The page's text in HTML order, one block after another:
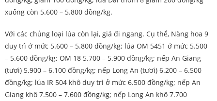
xuống còn 5.600 – 5.800 đồng/kg.
Với các chủng loại lúa còn lại, giá đi ngang. Cụ thể, Nàng hoa 9
duy trì ở mức 5.600 – 5.800 đồng/kg; lúa OM 5451 ở mức 5.500
– 5.600 đồng/kg; OM 18 5.700 – 5.900 đồng/kg; nếp An Giang
(tươi) 5.900 – 6.100 đồng/kg; nếp Long An (tươi) 6.200 – 6.500
đồng/kg; lúa IR 504 khô duy trì ở mức 6.500 đồng/kg; nếp An
Giang khô 7.500 – 7.600 đồng/kg; nếp Long An khô 7.700